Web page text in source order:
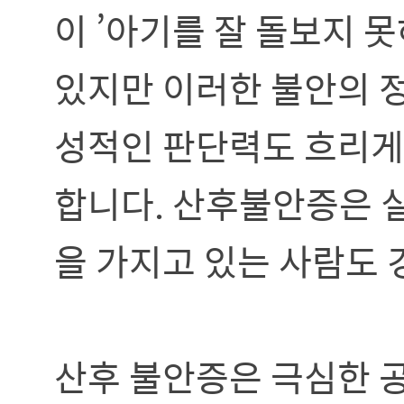
이 ’아기를 잘 돌보지
있지만 이러한 불안의
성적인 판단력도 흐리
합니다. 산후불안증은
을 가지고 있는 사람도
산후 불안증은 극심한